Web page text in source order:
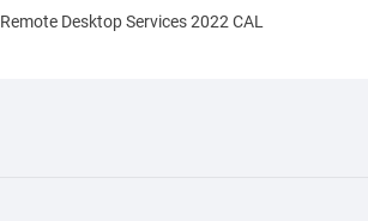
Remote Desktop Services 2022 CAL